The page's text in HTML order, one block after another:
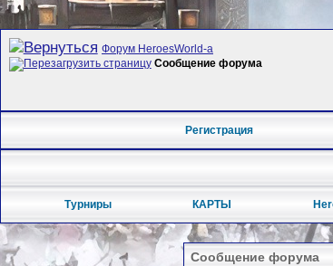
Форум HeroesWorld-а
Сообщение форума
Регистрация
Турниры КАРТЫ
Сообщение форума